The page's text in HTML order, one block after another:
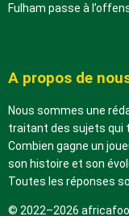
Fulham passe à
A propos de
Nous sommes une
traitant des sujets qui
Combien gagne un
son histoire et son
Toutes les réponses
© 2022–2026